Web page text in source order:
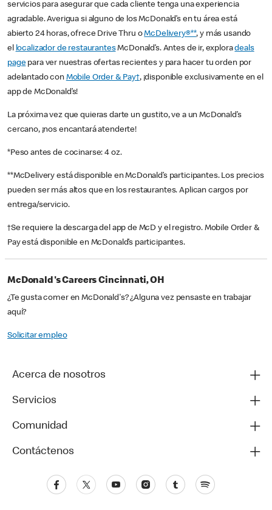
servicios para asegurar que cada cliente tenga una experiencia
agradable. Averigua si alguno de los McDonald’s en tu área está
abierto 24 horas, ofrece Drive Thru oMcDelivery®**, y más usando
el localizador de restaurantesMcDonald’s. Antes de ir, exploradeals
pagepara ver nuestras ofertas recientes y para hacer tu orden por
adelantado con Mobile Order & Pay†, ¡disponible exclusivamente en el
app de McDonald’s!
La próxima vez que quieras darte un gustito, ve a un McDonald’s
cercano, ¡nos encantará atenderte!
*Peso antes de cocinarse: 4 oz.
**McDelivery está disponible en McDonald’s participantes. Los precios
pueden ser más altos que en los restaurantes. Aplican cargos por
entrega/servicio.
†Se requiere la descarga del app de McD y el registro. Mobile Order &
Pay está disponible en McDonald’s participantes.
McDonald's Careers Cincinnati, OH
¿Te gusta comer en McDonald's? ¿Alguna vez pensaste en trabajar
aquí?
Solicitar empleo
Acerca de nosotros
Servicios
Comunidad
Contáctenos